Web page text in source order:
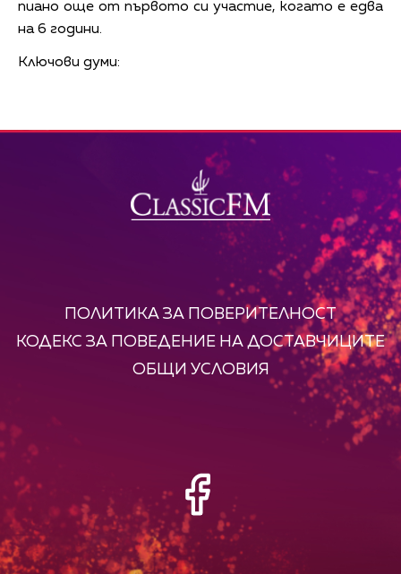
пиано още от първото си участие, когато е едва
на 6 години.
Ключови думи:
ПОЛИТИКА ЗА ПОВЕРИТЕЛНОСТ
КОДЕКС ЗА ПОВЕДЕНИЕ НА ДОСТАВЧИЦИТЕ
ОБЩИ УСЛОВИЯ